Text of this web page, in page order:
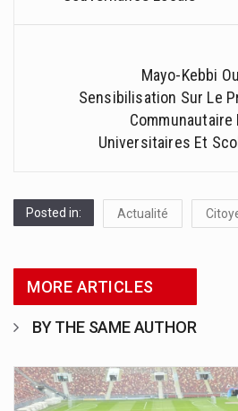
Mayo-Kebbi
Sensibilisation Sur Le
Universitaires Et
Posted in: Actualité
MORE ARTICLES
BY THE SAME AUTHOR